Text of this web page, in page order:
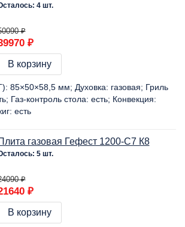
4 шт.
₽
₽
В корзину
85×50×58,5 мм Духовка: газовая
Гриль
Газ-контроль стола: есть Конвекция:
есть
газовая Гефест 1200-С7 К8
5 шт.
₽
₽
В корзину